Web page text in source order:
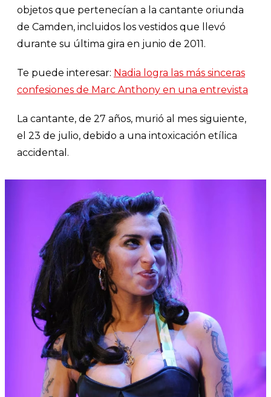
objetos que pertenecían a la cantante oriunda
de Camden, incluidos los vestidos que llevó
durante su última gira en junio de 2011.
Te puede interesar: Nadia logra las más sinceras
confesiones de Marc Anthony en una entrevista
La cantante, de 27 años, murió al mes siguiente,
el 23 de julio, debido a una intoxicación etílica
accidental.